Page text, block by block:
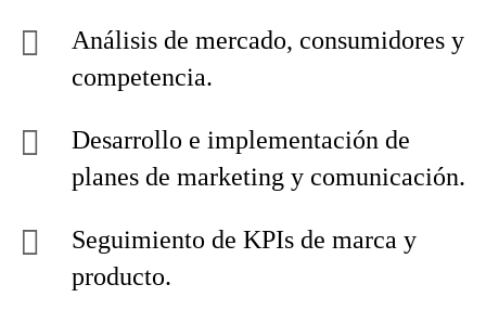
Análisis de mercado, consumidores y
competencia.
Desarrollo e implementación de
planes de marketing y comunicación.
Seguimiento de KPIs de marca y
producto.